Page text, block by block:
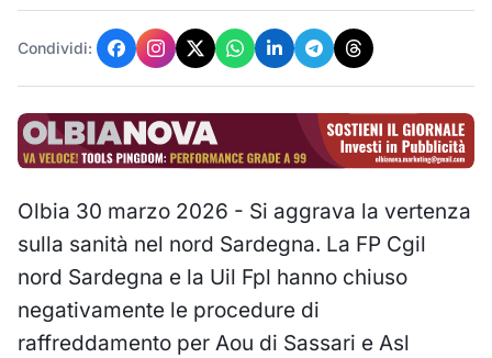
Condividi:
Olbia 30 marzo 2026 - Si aggrava la vertenza
sulla sanità nel nord Sardegna. La FP Cgil
nord Sardegna e la Uil Fpl hanno chiuso
negativamente le procedure di
raffreddamento per Aou di Sassari e Asl